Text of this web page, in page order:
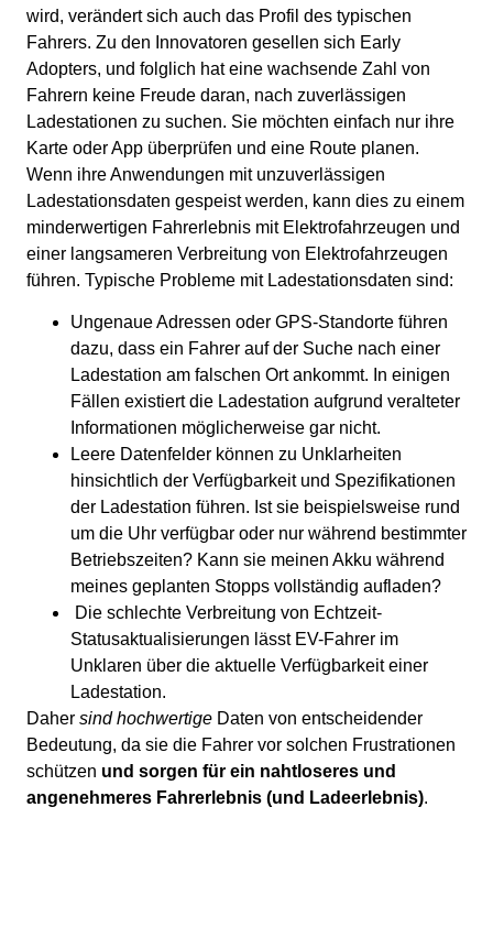
wird, verändert sich auch das Profil des typischen
Fahrers. Zu den Innovatoren gesellen sich Early
Adopters, und folglich hat eine wachsende Zahl von
Fahrern keine Freude daran, nach zuverlässigen
Ladestationen zu suchen. Sie möchten einfach nur ihre
Karte oder App überprüfen und eine Route planen.
Wenn ihre Anwendungen mit unzuverlässigen
Ladestationsdaten gespeist werden, kann dies zu einem
minderwertigen Fahrerlebnis mit Elektrofahrzeugen und
einer langsameren Verbreitung von Elektrofahrzeugen
führen. Typische Probleme mit Ladestationsdaten sind:
Ungenaue Adressen oder GPS-Standorte führen
dazu, dass ein Fahrer auf der Suche nach einer
Ladestation am falschen Ort ankommt. In einigen
Fällen existiert die Ladestation aufgrund veralteter
Informationen möglicherweise gar nicht.
Leere Datenfelder können zu Unklarheiten
hinsichtlich der Verfügbarkeit und Spezifikationen
der Ladestation führen. Ist sie beispielsweise rund
um die Uhr verfügbar oder nur während bestimmter
Betriebszeiten? Kann sie meinen Akku während
meines geplanten Stopps vollständig aufladen?
Die schlechte Verbreitung von Echtzeit-
Statusaktualisierungen lässt EV-Fahrer im
Unklaren über die aktuelle Verfügbarkeit einer
Ladestation.
Daher sind hochwertige Daten von entscheidender
Bedeutung, da sie die Fahrer vor solchen Frustrationen
schützen und sorgen für ein nahtloseres und
angenehmeres Fahrerlebnis (und Ladeerlebnis).